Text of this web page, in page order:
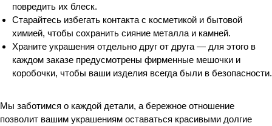
повредить их блеск.
Старайтесь избегать контакта с косметикой и бытовой
химией, чтобы сохранить сияние металла и камней.
Храните украшения отдельно друг от друга — для этого в
каждом заказе предусмотрены фирменные мешочки и
коробочки, чтобы ваши изделия всегда были в безопасности.
Мы заботимся о каждой детали, а бережное отношение
позволит вашим украшениям оставаться красивыми долгие